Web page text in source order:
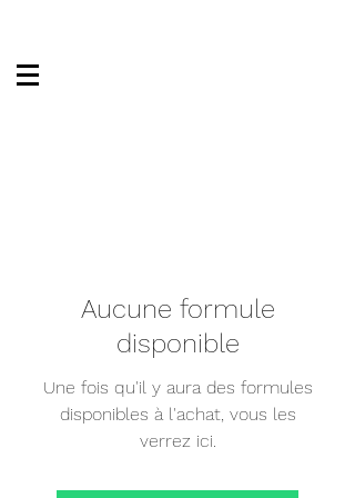
Aucune formule
disponible
Une fois qu'il y aura des formules
disponibles à l'achat, vous les
verrez ici.